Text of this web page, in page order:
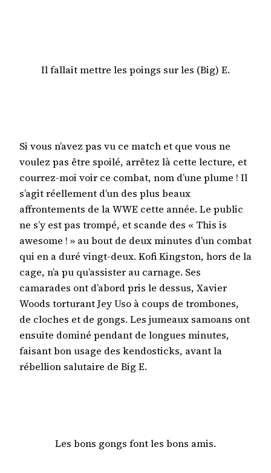
Il fallait mettre les poings sur les (Big) E.
Si vous n’avez pas vu ce match et que vous ne
voulez pas être spoilé, arrêtez là cette lecture, et
courrez-moi voir ce combat, nom d’une plume ! Il
s’agit réellement d’un des plus beaux
affrontements de la WWE cette année. Le public
ne s’y est pas trompé, et scande des « This is
awesome ! » au bout de deux minutes d’un combat
qui en a duré vingt-deux. Kofi Kingston, hors de la
cage, n’a pu qu’assister au carnage. Ses
camarades ont d’abord pris le dessus, Xavier
Woods torturant Jey Uso à coups de trombones,
de cloches et de gongs. Les jumeaux samoans ont
ensuite dominé pendant de longues minutes,
faisant bon usage des kendosticks, avant la
rébellion salutaire de Big E.
Les bons gongs font les bons amis.